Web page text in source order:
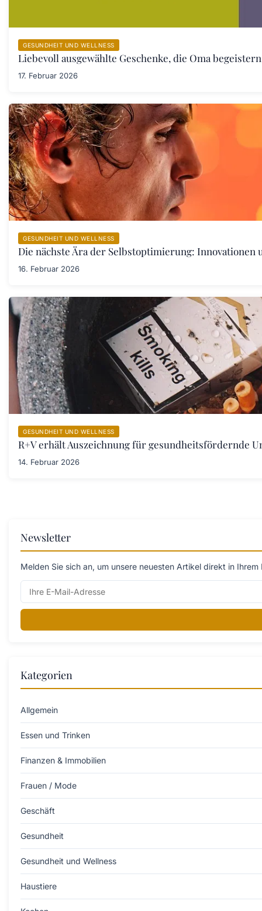
GESUNDHEIT UND WELLNESS
Liebevoll ausgewählte Geschenke, die Oma
17. Februar 2026
GESUNDHEIT UND WELLNESS
Die nächste Ära der Selbstoptimierung:
16. Februar 2026
GESUNDHEIT UND WELLNESS
R+V erhält Auszeichnung für gesundheitsfördernde
14. Februar 2026
Newsletter
Melden Sie sich an, um unsere neuesten Artikel direkt in
Kategorien
Allgemein
Essen und Trinken
Finanzen & Immobilien
Frauen / Mode
Geschäft
Gesundheit
Gesundheit und Wellness
Haustiere